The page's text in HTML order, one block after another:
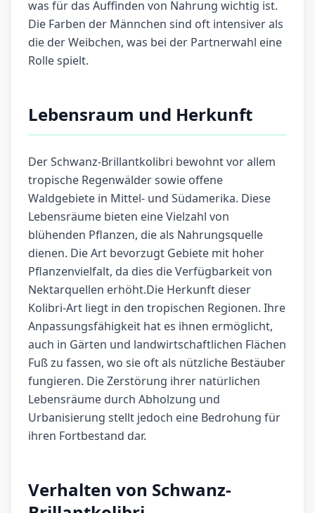
was für das Auffinden von Nahrung wichtig ist.
Die Farben der Männchen sind oft intensiver als
die der Weibchen, was bei der Partnerwahl eine
Rolle spielt.
Lebensraum und Herkunft
Der Schwanz-Brillantkolibri bewohnt vor allem
tropische Regenwälder sowie offene
Waldgebiete in Mittel- und Südamerika. Diese
Lebensräume bieten eine Vielzahl von
blühenden Pflanzen, die als Nahrungsquelle
dienen. Die Art bevorzugt Gebiete mit hoher
Pflanzenvielfalt, da dies die Verfügbarkeit von
Nektarquellen erhöht.Die Herkunft dieser
Kolibri-Art liegt in den tropischen Regionen. Ihre
Anpassungsfähigkeit hat es ihnen ermöglicht,
auch in Gärten und landwirtschaftlichen Flächen
Fuß zu fassen, wo sie oft als nützliche Bestäuber
fungieren. Die Zerstörung ihrer natürlichen
Lebensräume durch Abholzung und
Urbanisierung stellt jedoch eine Bedrohung für
ihren Fortbestand dar.
Verhalten von Schwanz-